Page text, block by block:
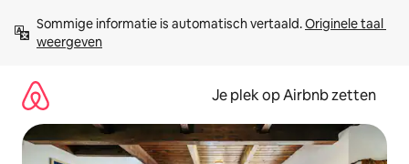
direct
naar
Sommige informatie is automatisch vertaald. Originele taal
weergeven
Je plek op Airbnb zetten